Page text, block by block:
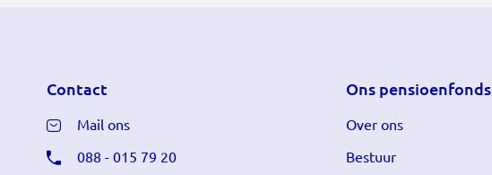
Contact
Mail ons
088 - 015 79 20
Ons pensioenfonds
Over ons
Bestuur